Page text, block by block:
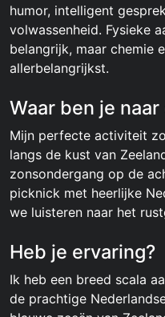
humor, intelligent
volwassenheid. Fysieke
belangrijk, maar chemie
allerbelangrijkst.
Waar ben je
Mijn perfecte activiteit
langs de kust van
zonsondergang op de
picknick met heerlijke
we luisteren naar het
Heb je ervaring?
Ik heb een breed scala
de prachtige